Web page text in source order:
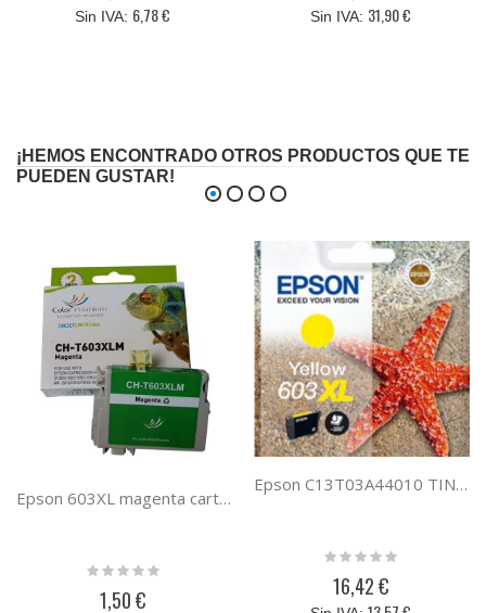
6,78 € 31,90 €
¡HEMOS ENCONTRADO OTROS PRODUCTOS QUE TE
PUEDEN GUSTAR!
Epson 603XL magenta cartucho de tinta compatible C13T03A34010
Rating:
1,50 €
Epson C13T03A44010 TINTA AMARILLA 603XL
Rating:
16,42 €